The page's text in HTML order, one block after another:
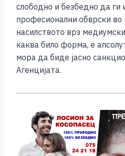
слободно и безбедно да ги
професионални обврски во
насилството врз
каква било форма, е
мора да биде јасно
Агенцијата.